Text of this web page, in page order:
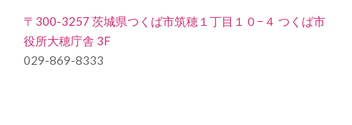
〒300-3257 茨城県つくば市筑穂１丁目１０−４ つくば市
役所大穂庁舎 3F
029-869-8333